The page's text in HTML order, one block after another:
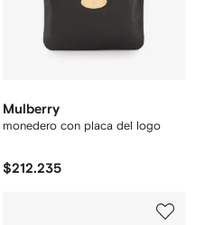
Mulberry
monedero con placa del logo
$212.235